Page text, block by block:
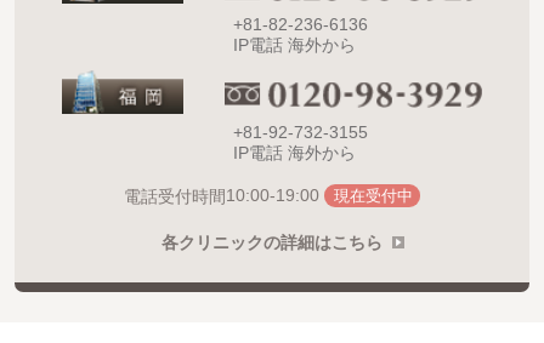
+81-82-236-6136
IP電話 海外から
+81-92-732-3155
IP電話 海外から
電話受付時間10:00-19:00 現在受付中
各クリニックの詳細はこちら